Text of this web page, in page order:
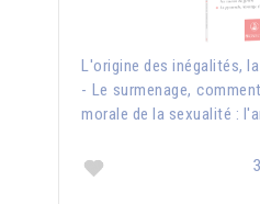
L'origine des inégalités,
- Le surmenage,
morale de la sexualité :